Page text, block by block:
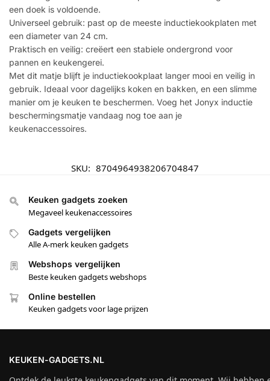
een doek is voldoende.
Universeel gebruik: past op de meeste inductiekookplaten met
een diameter van 24 cm.
Praktisch en veilig: creëert een stabiele ondergrond voor
pannen en keukengerei.
Met dit matje blijft je inductiekookplaat langer mooi en veilig in
gebruik. Ideaal voor dagelijks koken en bakken, en een slimme
manier om je keuken te beschermen. Voeg het Jonyx inductie
beschermingsmatje vandaag nog toe aan je
keukenaccessoires.
SKU: 8704964938206704847
Keuken gadgets zoeken
Megaveel keukenaccessoires
Gadgets vergelijken
Alle A-merk keuken gadgets
Webshops vergelijken
Beste keuken gadgets webshops
Online bestellen
Keuken gadgets voor lage prijzen
KEUKEN-GADGETS.NL